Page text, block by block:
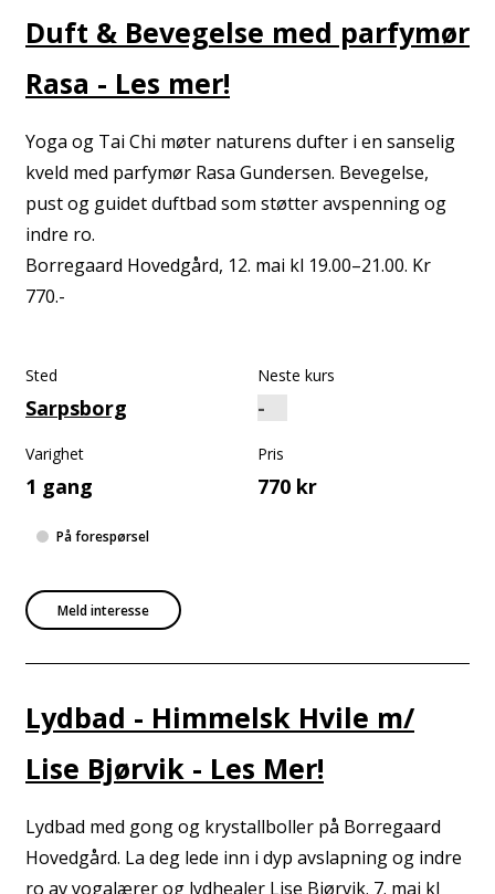
Duft & Bevegelse med parfymør
Rasa - Les mer!
Yoga og Tai Chi møter naturens dufter i en sanselig
kveld med parfymør Rasa Gundersen. Bevegelse,
pust og guidet duftbad som støtter avspenning og
indre ro.
Borregaard Hovedgård, 12. mai kl 19.00–21.00. Kr
770.-
Sted
Sarpsborg
Neste kurs
Varighet
1 gang
Pris
770 kr
Meld interesse
På forespørsel
Lydbad - Himmelsk Hvile m/
Lise Bjørvik - Les Mer!
Lydbad med gong og krystallboller på Borregaard
Hovedgård. La deg lede inn i dyp avslapning og indre
ro av yogalærer og lydhealer Lise Bjørvik. 7. mai kl